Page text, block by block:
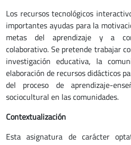
Los recursos tecnológicos
importantes ayudas para la
metas del aprendizaje y a
colaborativo. Se pretende trabajar
investigación educativa, la
elaboración de recursos didácticos
del proceso de aprendizaje-
sociocultural en las comunidades.
Contextualización
Esta asignatura de carácter